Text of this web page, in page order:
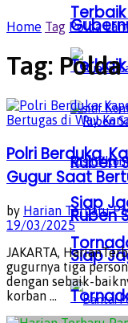
Ruben
Siap
Ruben
Siap
Home Tag Polda
Tag:
Polri Berduka,
Gugur Saat
by Harian Terbaru
19/03/2025
JAKARTA,
gugurnya tiga
dengan sebaik-
korban ...